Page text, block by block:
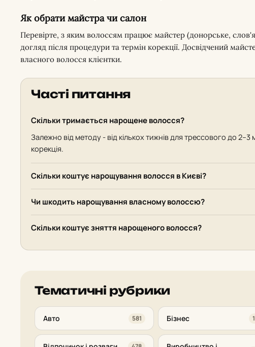
Як обрати майстра чи салон
Перевірте, з яким волоссям працює майстер (донорське,
догляд після процедури та термін корекції. Досвідчений
власного волосся клієнтки.
Часті питання
Скільки тримається нарощене волосся?
Залежно від методу - від кількох тижнів для трессового до 2–3
корекція.
Скільки коштує нарощування волосся в Києві?
Чи шкодить нарощування власному волоссю?
Скільки коштує зняття нарощеного волосся?
Тематичні рубрики
Авто 581 Бізнес